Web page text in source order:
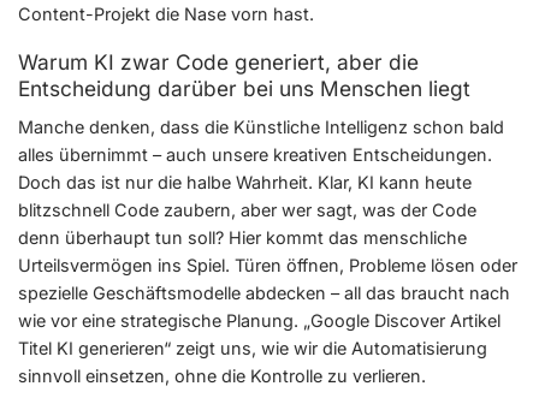
Content-Projekt die Nase vorn hast.
Warum KI zwar Code generiert, aber die
Entscheidung darüber bei uns Menschen liegt
Manche denken, dass die Künstliche Intelligenz schon bald
alles übernimmt – auch unsere kreativen Entscheidungen.
Doch das ist nur die halbe Wahrheit. Klar, KI kann heute
blitzschnell Code zaubern, aber wer sagt, was der Code
denn überhaupt tun soll? Hier kommt das menschliche
Urteilsvermögen ins Spiel. Türen öffnen, Probleme lösen oder
spezielle Geschäftsmodelle abdecken – all das braucht nach
wie vor eine strategische Planung. „Google Discover Artikel
Titel KI generieren“ zeigt uns, wie wir die Automatisierung
sinnvoll einsetzen, ohne die Kontrolle zu verlieren.